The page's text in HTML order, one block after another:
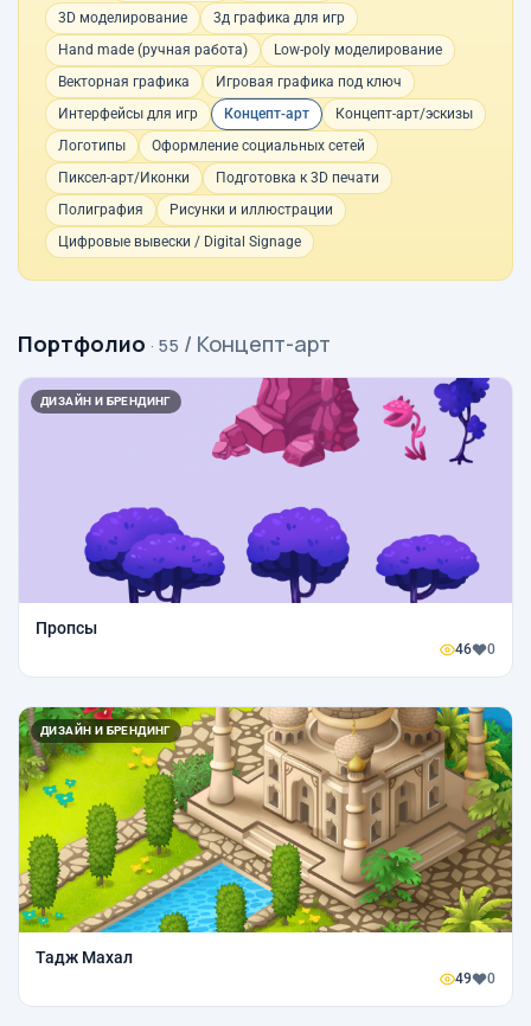
3D моделирование
3д графика для игр
Hand made (ручная работа)
Low-poly моделирование
Векторная графика
Игровая графика под ключ
Интерфейсы для игр
Концепт-арт
Концепт-арт/эскизы
Логотипы
Оформление социальных сетей
Пиксел-арт/Иконки
Подготовка к 3D печати
Полиграфия
Рисунки и иллюстрации
Цифровые вывески / Digital Signage
Портфолио · 55 / Концепт-арт
ДИЗАЙН И БРЕНДИНГ
Пропсы
46 0
ДИЗАЙН И БРЕНДИНГ
Тадж Махал
49 0